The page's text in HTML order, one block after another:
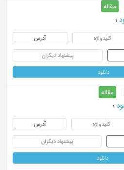
مقاله
؛
کلیدواژه آدرس
پیشنهاد دیگران
دانلود
مقاله
؛
کلیدواژه آدرس
پیشنهاد دیگران
دانلود